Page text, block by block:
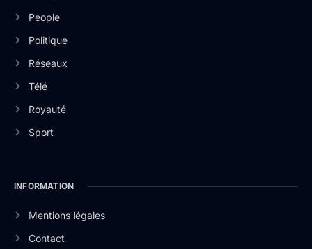
People
Politique
Réseaux
Télé
Royauté
Sport
INFORMATION
Mentions légales
Contact